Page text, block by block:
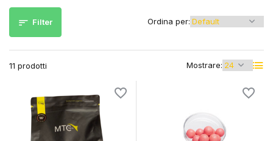
Filter
11 prodotti Mostrare:
Ordina per: